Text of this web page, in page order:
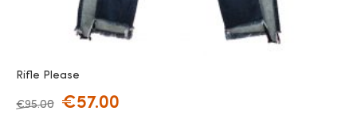
Rifle Please
€95.00 €57.00